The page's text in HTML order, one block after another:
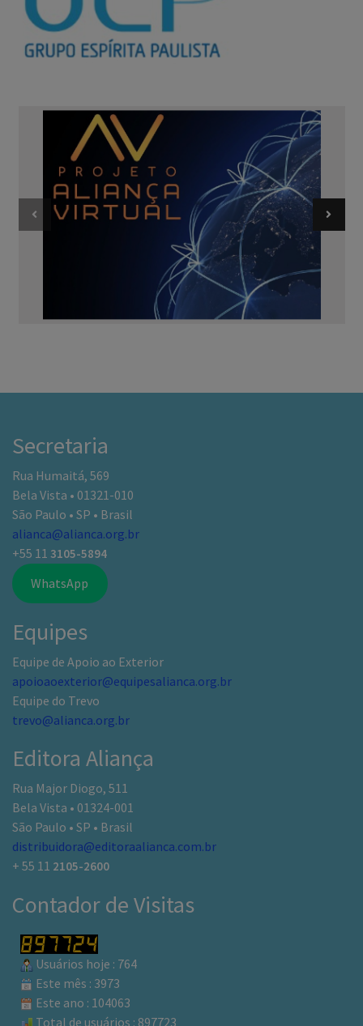
Secretaria
Rua Humaitá, 569
Bela Vista • 01321-010
São Paulo • SP • Brasil
alianca@alianca.org.br
+55 11 3105-5894
WhatsApp
Equipes
Equipe de Apoio ao Exterior
apoioaoexterior@equipesalianca.org.br
Equipe do Trevo
trevo@alianca.org.br
Editora Aliança
Rua Major Diogo, 511
Bela Vista • 01324-001
São Paulo • SP • Brasil
distribuidora@editoraalianca.com.br
+ 55 11 2105-2600
Contador de Visitas
Usuários hoje : 764
Este mês : 3973
Este ano : 104063
Total de usuários : 897723